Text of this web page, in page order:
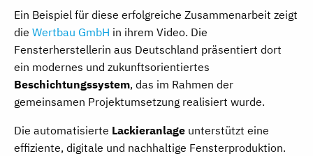
Ein Beispiel für diese erfolgreiche Zusammenarbeit zeigt
die Wertbau GmbH in ihrem Video. Die
Fensterherstellerin aus Deutschland präsentiert dort
ein modernes und zukunftsorientiertes
Beschichtungssystem, das im Rahmen der
gemeinsamen Projektumsetzung realisiert wurde.
Die automatisierte Lackieranlage unterstützt eine
effiziente, digitale und nachhaltige Fensterproduktion.